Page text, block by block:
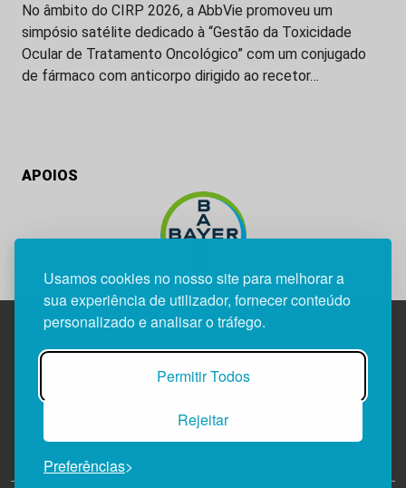
Usamos cookies no nosso site para melhorar a
sua experiência de utilizador, fornecer conteúdo
personalizado e analisar o tráfego.
Permitir Todos
Rejeitar
Preferências
No âmbito do CIRP 2026, a AbbVie promoveu um
simpósio satélite dedicado à “Gestão da Toxicidade
Ocular de Tratamento Oncológico” com um conjugado
de fármaco com anticorpo dirigido ao recetor…
APOIOS
Edif. Lisboa Oriente | Av. Infante D. Henrique, n.º 333H, esc.
1800-282 Lisboa | Portugal